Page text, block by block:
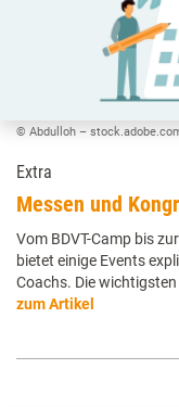
© Abdulloh –
Extra
Messen und
Vom BDVT-Camp bis
bietet einige Events
Coachs. Die
zum Artikel